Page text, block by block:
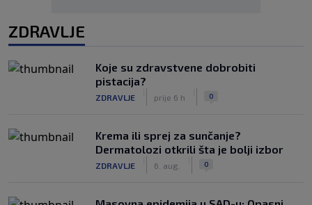
ZDRAVLJE
Koje su zdravstvene dobrobiti
pistacija?
ZDRAVLJE prije 6 h 0
Krema ili sprej za sunčanje?
Dermatolozi otkrili šta je bolji izbor
ZDRAVLJE 6. aug. 0